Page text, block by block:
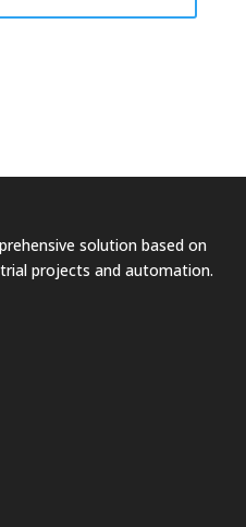
solution based on
projects and automation.